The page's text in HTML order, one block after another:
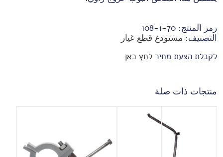
رمز المنتج: 70-1-108
التصنيف: مستودع قطع غيار
לקבלת הצעת מחיר לחץ כאן
منتجات ذات صلة